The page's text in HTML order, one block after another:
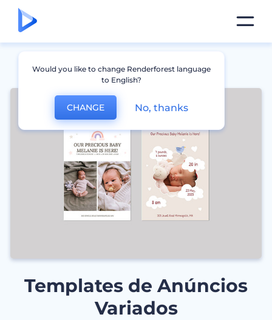
Templates de Anúncios
Variados
Would you like to change Renderforest language
to English?
CHANGE No, thanks